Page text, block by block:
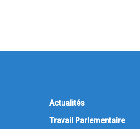
Actualités
Travail Parlementaire